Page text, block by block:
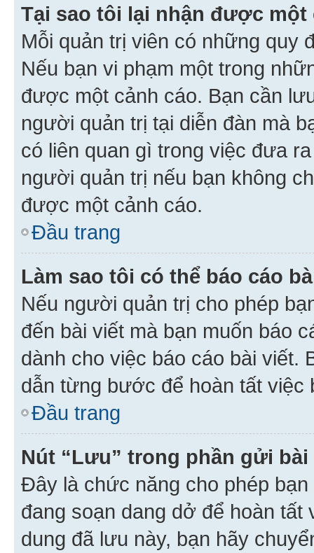
Tại sao tôi lại nhận được một
Mỗi quản trị viên có những quy
Nếu bạn vi phạm một trong
được một cảnh cáo. Bạn cần
người quản trị tại diễn đàn mà
có liên quan gì trong việc đưa
người quản trị nếu bạn không
được một cảnh cáo.
Đầu trang
Làm sao tôi có thể báo cáo
Nếu người quản trị cho phép
đến bài viết mà bạn muốn báo
dành cho việc báo cáo bài viết.
dẫn từng bước để hoàn tất việc
Đầu trang
Nút “Lưu” trong phần gửi
Đây là chức năng cho phép
đang soạn dang dở để hoàn
dung đã lưu này, bạn hãy